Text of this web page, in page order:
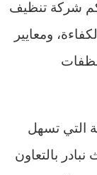
شركة تنظيف
ومعايير
التي تسهل
بالتعاون